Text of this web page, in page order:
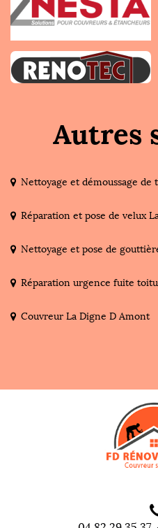
Autres
Nettoyage et démoussage
Réparation et pose de velux
Nettoyage et pose de
Réparation urgence fuite
Couvreur La Digne D Amont